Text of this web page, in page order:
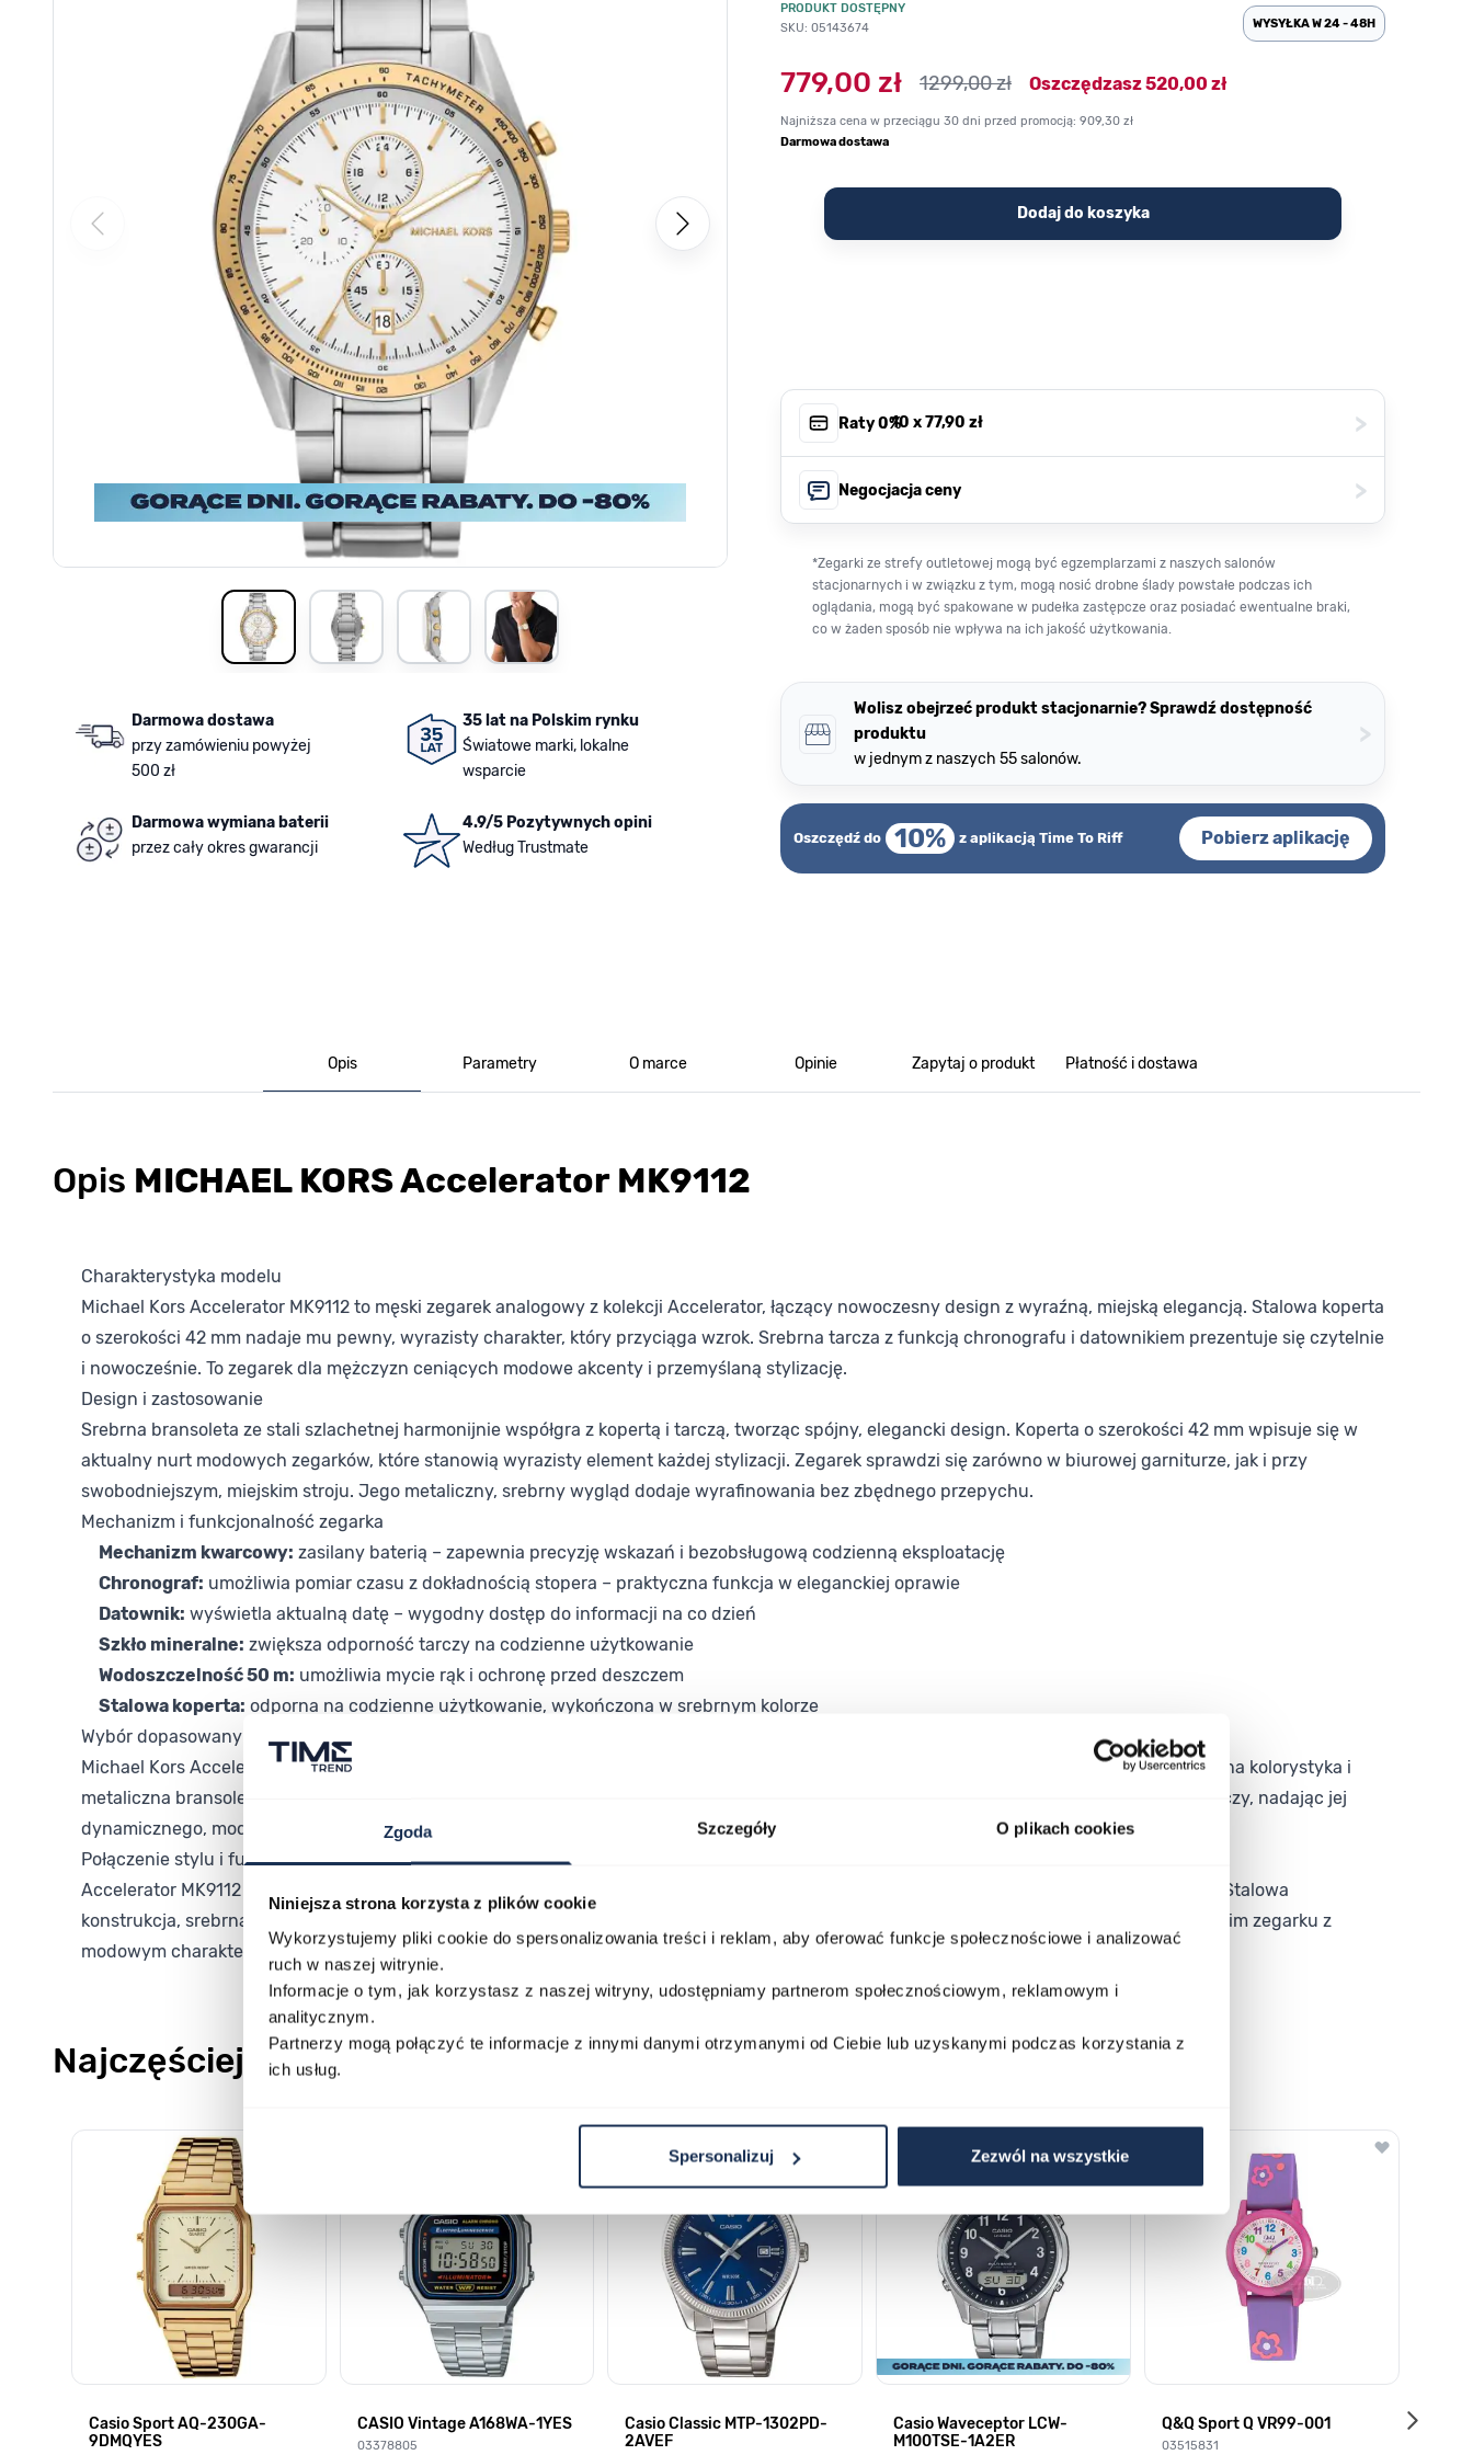
Zgoda Szczegóły O plikach cookies
Niniejsza strona korzysta z plików cookie
Wykorzystujemy pliki cookie do spersonalizowania treści i reklam, aby oferować funkcje społecznościowe i analizować
ruch w naszej witrynie.
Informacje o tym, jak korzystasz z naszej witryny, udostępniamy partnerom społecznościowym, reklamowym i
analitycznym.
Partnerzy mogą połączyć te informacje z innymi danymi otrzymanymi od Ciebie lub uzyskanymi podczas korzystania z
ich usług.
Spersonalizuj Zezwól na wszystkie
View larger imageView larger imageView larger imageView larger image
Darmowa dostawa
przy zamówieniu powyżej
500 zł
35 lat na Polskim rynku
Światowe marki, lokalne
wsparcie
Darmowa wymiana baterii
przez cały okres gwarancji
4.9/5 Pozytywnych opini
Według Trustmate
PRODUKT DOSTĘPNY
SKU: 05143674
WYSYŁKA W 24 - 48H
779,00 zł 1299,00 zł Oszczędzasz520,00 zł
Najniższa cena w przeciągu 30 dni przed promocją: 909,30 zł
Darmowa dostawa
Dodaj do koszyka
Raty 0%, 10 x77,90 zł >
Negocjacja ceny >
*Zegarki ze strefy outletowej mogą być egzemplarzami z naszych salonów
stacjonarnych i w związku z tym, mogą nosić drobne ślady powstałe podczas ich
oglądania, mogą być spakowane w pudełka zastępcze oraz posiadać ewentualne braki,
co w żaden sposób nie wpływa na ich jakość użytkowania.
Wolisz obejrzeć produkt stacjonarnie? Sprawdź dostępność
produktu
w jednym z naszych 55 salonów.
>
Oszczędź do 10% z aplikacją Time To Riff Pobierz aplikację
Opis Parametry O marce Opinie Zapytaj o produkt Płatność i dostawa
Opis MICHAEL KORS Accelerator MK9112
Charakterystyka modelu
Michael Kors Accelerator MK9112 to męski zegarek analogowy z kolekcji Accelerator, łączący nowoczesny design z wyraźną, miejską elegancją. Stalowa koperta
o szerokości 42 mm nadaje mu pewny, wyrazisty charakter, który przyciąga wzrok. Srebrna tarcza z funkcją chronografu i datownikiem prezentuje się czytelnie
i nowocześnie. To zegarek dla mężczyzn ceniących modowe akcenty i przemyślaną stylizację.
Design i zastosowanie
Srebrna bransoleta ze stali szlachetnej harmonijnie współgra z kopertą i tarczą, tworząc spójny, elegancki design. Koperta o szerokości 42 mm wpisuje się w
aktualny nurt modowych zegarków, które stanowią wyrazisty element każdej stylizacji. Zegarek sprawdzi się zarówno w biurowej garniturze, jak i przy
swobodniejszym, miejskim stroju. Jego metaliczny, srebrny wygląd dodaje wyrafinowania bez zbędnego przepychu.
Mechanizm i funkcjonalność zegarka
Mechanizm kwarcowy: zasilany baterią – zapewnia precyzję wskazań i bezobsługową codzienną eksploatację
Chronograf: umożliwia pomiar czasu z dokładnością stopera – praktyczna funkcja w eleganckiej oprawie
Datownik: wyświetla aktualną datę – wygodny dostęp do informacji na co dzień
Szkło mineralne: zwiększa odporność tarczy na codzienne użytkowanie
Wodoszczelność 50 m: umożliwia mycie rąk i ochronę przed deszczem
Stalowa koperta: odporna na codzienne użytkowanie, wykończona w srebrnym kolorze
Wybór dopasowany do Twojego stylu
Michael Kors Accelerator MK9112 to propozycja dla mężczyzn, którzy traktują zegarek jako świadomie dobrany element całej stylizacji. Srebrna kolorystyka i
metaliczna bransoleta pasują do szerokiego spektrum strojów – od formalnych po swobodne. Chronograf i datownik wzbogacają design tarczy, nadając jej
dynamicznego, modowego wyrazu.
Połączenie stylu i funkcjonalności
Accelerator MK9112 to zegarek, który łączy luksusową estetykę marki Michael Kors z praktycznymi funkcjami odpowiednimi na każdy dzień. Stalowa
konstrukcja, srebrna bransoleta i wyrazista tarcza z chronografem tworzą całość wartą uwagi. Wybierz ten model, jeśli zależy Ci na eleganckim zegarku z
modowym charakterem.
Najczęściej kupowane
Poruszanie się po elementach karuzeli jest możliwe za pomocą klawisza tabulacji. Możesz pominąć karuzelę lub przejść bezpośrednio do nawigacji karuzeli za pomocą linka pomijającego.
Naciśnij, aby pominąć karuzelę
Naciśnij, aby przejść do nawigacji karuzeli
Casio Sport AQ-230GA-
9DMQYES
CASIO Vintage A168WA-1YES
03378805
Casio Classic MTP-1302PD-
2AVEF
Casio Waveceptor LCW-
M100TSE-1A2ER
Q&Q Sport Q VR99-001
03515831